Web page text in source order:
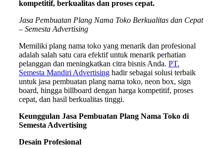
kompetitif, berkualitas dan proses cepat.
Jasa Pembuatan Plang Nama Toko Berkualitas dan Cepat
– Semesta Advertising
Memiliki plang nama toko yang menarik dan profesional
adalah salah satu cara efektif untuk menarik perhatian
pelanggan dan meningkatkan citra bisnis Anda. PT.
Semesta Mandiri Advertising hadir sebagai solusi terbaik
untuk jasa pembuatan plang nama toko, neon box, sign
board, hingga billboard dengan harga kompetitif, proses
cepat, dan hasil berkualitas tinggi.
Keunggulan Jasa Pembuatan Plang Nama Toko di
Semesta Advertising
Desain Profesional